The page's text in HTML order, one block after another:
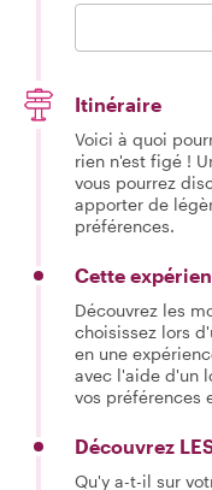
Itinéraire
Voici à quoi
rien n'est figé !
vous pourrez
apporter de
préférences.
Cette
Découvrez les
choisissez lors
en une
avec l'aide d'un
vos préférences
Découvrez
Qu'y a-t-il sur